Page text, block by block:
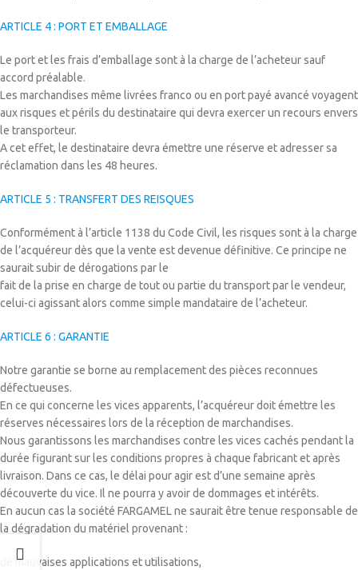
ARTICLE 4 : PORT ET EMBALLAGE
Le port et les frais d’emballage sont à la charge de l’acheteur sauf
accord préalable.
Les marchandises même livrées franco ou en port payé avancé voyagent
aux risques et périls du destinataire qui devra exercer un recours envers
le transporteur.
A cet effet, le destinataire devra émettre une réserve et adresser sa
réclamation dans les 48 heures.
ARTICLE 5 : TRANSFERT DES REISQUES
Conformément à l’article 1138 du Code Civil, les risques sont à la charge
de l’acquéreur dès que la vente est devenue définitive. Ce principe ne
saurait subir de dérogations par le
fait de la prise en charge de tout ou partie du transport par le vendeur,
celui-ci agissant alors comme simple mandataire de l’acheteur.
ARTICLE 6 : GARANTIE
Notre garantie se borne au remplacement des pièces reconnues
défectueuses.
En ce qui concerne les vices apparents, l’acquéreur doit émettre les
réserves nécessaires lors de la réception de marchandises.
Nous garantissons les marchandises contre les vices cachés pendant la
durée figurant sur les conditions propres à chaque fabricant et après
livraison. Dans ce cas, le délai pour agir est d’une semaine après
découverte du vice. Il ne pourra y avoir de dommages et intérêts.
En aucun cas la société FARGAMEL ne saurait être tenue responsable de
la dégradation du matériel provenant :
de mauvaises applications et utilisations,